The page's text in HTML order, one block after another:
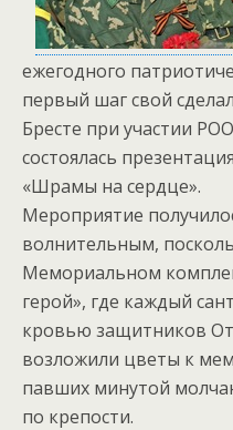
ежегодного
первый шаг свой
Бресте при участии
состоялась
«Шрамы на сердце».
Мероприятие
волнительным,
Мемориальном
герой», где каждый
кровью защитников
возложили цветы к
павших минутой
по крепости.